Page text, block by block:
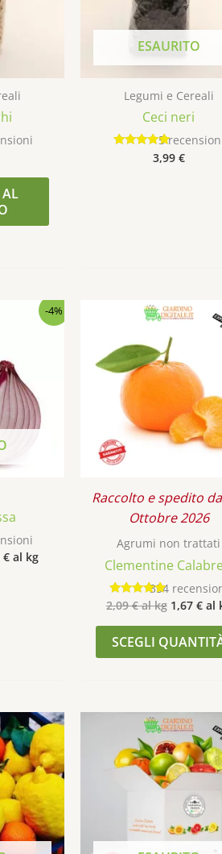
ESAURITO
Legumi e Cereali
Ceci neri
Valutato
5
3,99 €
-4%
€al kg
Raccolto e spedito
Ottobre 2026
Agrumi non trattati
Clementine
Valutato
su 5
354
2,09€al kg 1,67 €al
SCEGLI
Questo
ha
più
varianti.
Le
opzioni